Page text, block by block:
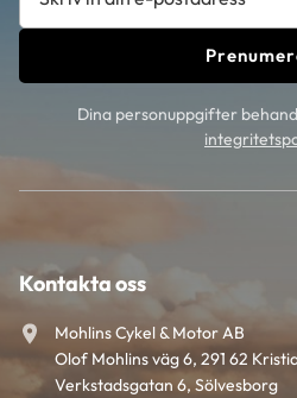
Dina personuppgifter
Kontakta oss
Mohlins Cykel & Motor AB
Olof Mohlins väg 6, 291 62
Verkstadsgatan 6, Sölvesborg